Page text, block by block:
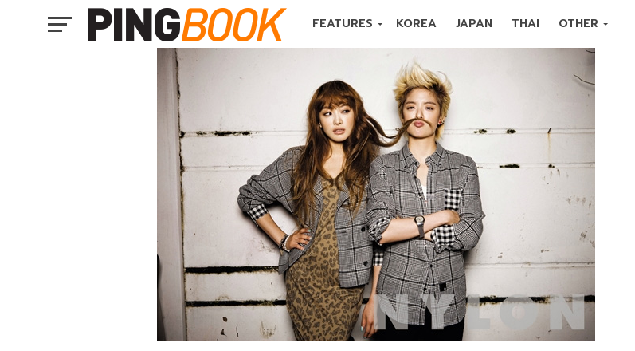
FEATURES KOREA JAPAN THAI OTHER